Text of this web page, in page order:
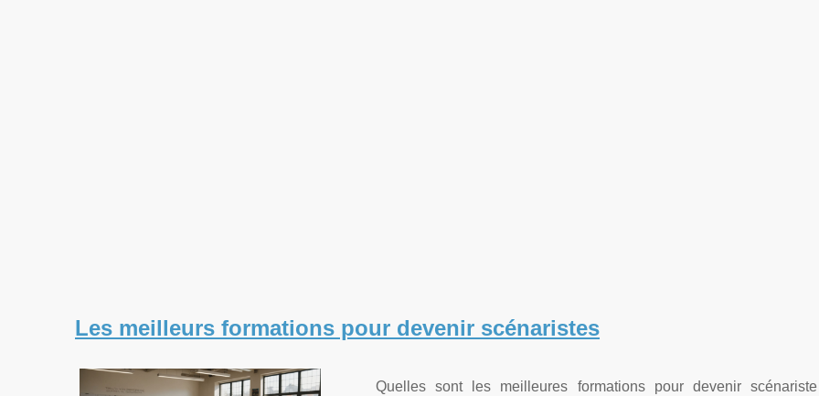
Les meilleurs formations pour devenir scénaristes
Quelles sont les meilleures formations pour devenir